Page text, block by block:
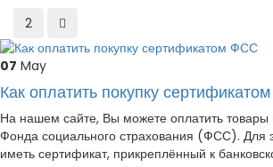
2
07 May
Как оплатить покупку
На нашем сайте, Вы можете оплатить товары
Фонда социального страхования (ФСС). Для
иметь сертификат, прикреплённый к